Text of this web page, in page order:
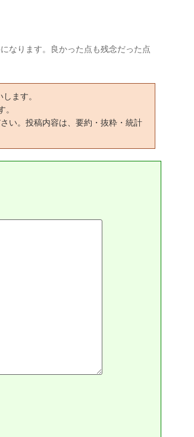
なります。良かった点も残念だった点
ます。
。
い。投稿内容は、要約・抜粋・統計